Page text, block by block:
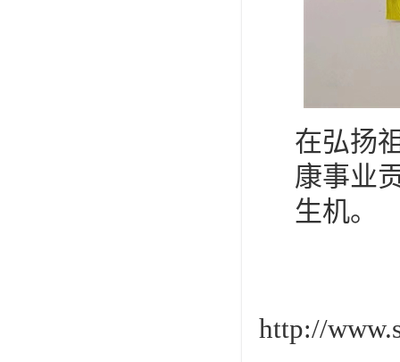
在弘扬
康事业
生机。
http://